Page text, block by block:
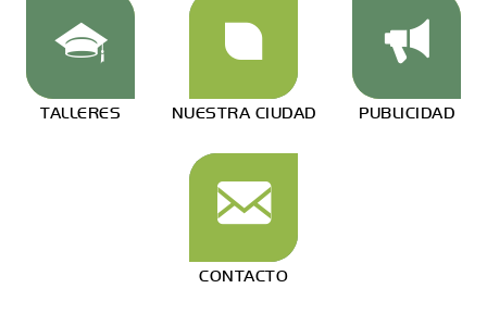
TALLERES NUESTRA CIUDAD PUBLICIDAD
CONTACTO